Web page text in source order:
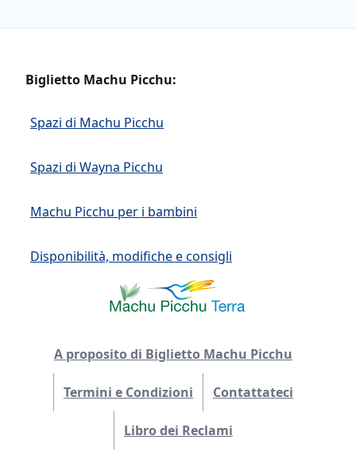
Biglietto Machu Picchu:
Spazi di Machu Picchu
Spazi di Wayna Picchu
Machu Picchu per i bambini
Disponibilità, modifiche e consigli
A proposito di Biglietto Machu Picchu
Termini e Condizioni Contattateci
Libro dei Reclami